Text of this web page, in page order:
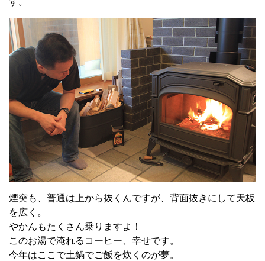
煙突も、普通は上から抜くんですが、背面抜きにして天板
を広く。
やかんもたくさん乗りますよ！
このお湯で淹れるコーヒー、幸せです。
今年はここで土鍋でご飯を炊くのが夢。